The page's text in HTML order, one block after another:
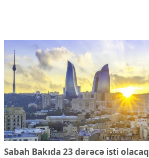
Sabah Bakıda 23 dərəcə isti olacaq